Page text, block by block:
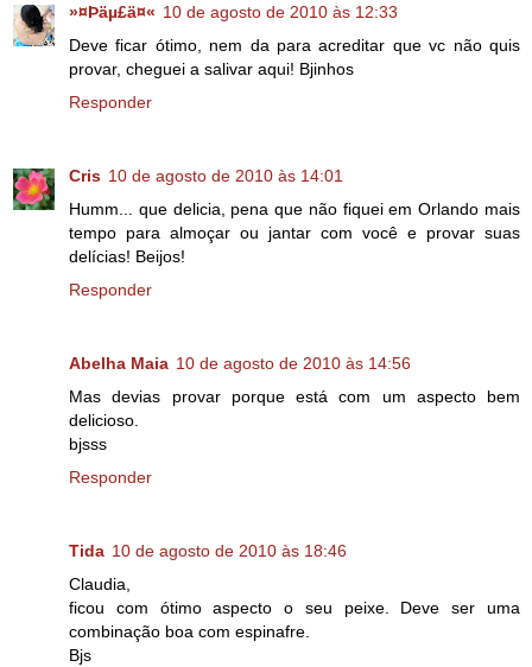
»¤Þäµ£ä¤« 10 de agosto de 2010 às 12:33
Deve ficar ótimo, nem da para acreditar que vc não quis
provar, cheguei a salivar aqui! Bjinhos
Responder
Cris 10 de agosto de 2010 às 14:01
Humm... que delicia, pena que não fiquei em Orlando mais
tempo para almoçar ou jantar com você e provar suas
delícias! Beijos!
Responder
Abelha Maia 10 de agosto de 2010 às 14:56
Mas devias provar porque está com um aspecto bem
delicioso.
bjsss
Responder
Tida 10 de agosto de 2010 às 18:46
Claudia,
ficou com ótimo aspecto o seu peixe. Deve ser uma
combinação boa com espinafre.
Bjs